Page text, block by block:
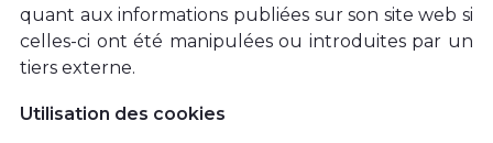
quant aux informations publiées sur son site web si
celles-ci ont été manipulées ou introduites par un
tiers externe.
Utilisation des cookies